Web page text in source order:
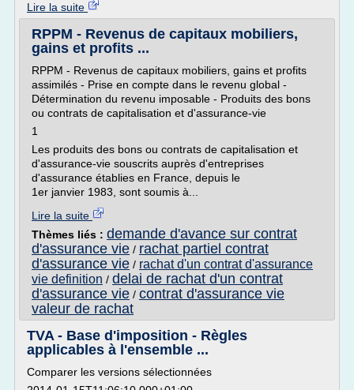
Lire la suite
RPPM - Revenus de capitaux mobiliers,
gains et profits ...
RPPM - Revenus de capitaux mobiliers, gains et profits
assimilés - Prise en compte dans le revenu global -
Détermination du revenu imposable - Produits des bons
ou contrats de capitalisation et d'assurance-vie
1
Les produits des bons ou contrats de capitalisation et
d'assurance-vie souscrits auprès d'entreprises
d'assurance établies en France, depuis le
1er janvier 1983, sont soumis à...
Lire la suite
Thèmes liés : demande d'avance sur contrat
d'assurance vie / rachat partiel contrat
d'assurance vie / rachat d'un contrat d'assurance
vie definition / delai de rachat d'un contrat
d'assurance vie / contrat d'assurance vie
valeur de rachat
TVA - Base d'imposition - Règles
applicables à l'ensemble ...
Comparer les versions sélectionnées